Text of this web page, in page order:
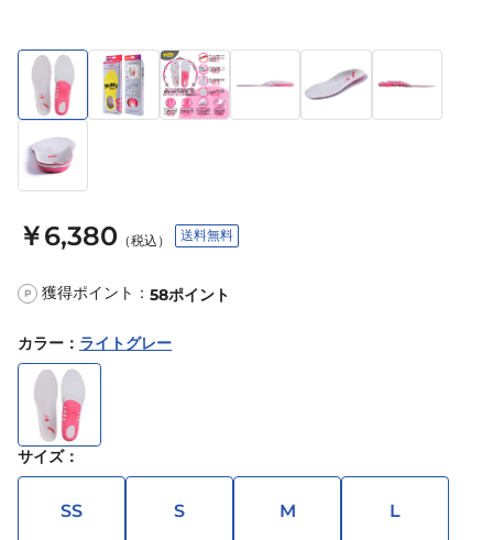
￥6,380 （税込） 送料無料
P 獲得ポイント： 58ポイント
カラー ： ライトグレー
サイズ：
SS S M L